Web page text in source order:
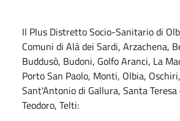
Il Plus Distretto Socio-Sanitario di
Comuni di Alà dei Sardi, Arzachena,
Buddusò, Budoni, Golfo Aranci, La
Porto San Paolo, Monti, Olbia,
Sant'Antonio di Gallura, Santa Teresa
Teodoro, Telti: